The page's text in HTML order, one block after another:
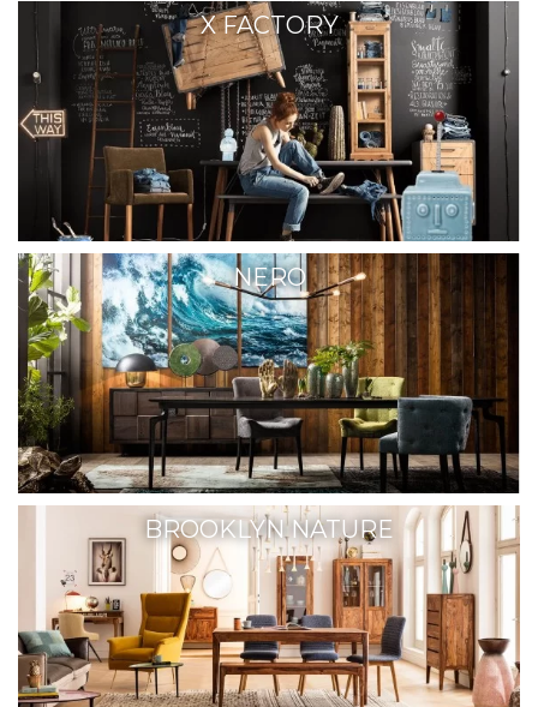
X FACTORY
NERO
BROOKLYN NATURE